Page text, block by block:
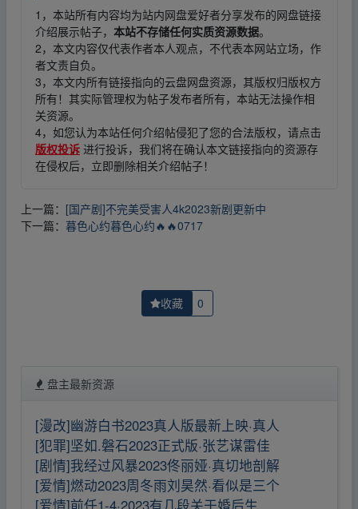
1，本站所有内容均为站内网盘爱好者分享发布的网盘链接
介绍展示帖子， 本站不存储任何实质资源数据。
2，本文内容仅代表作者本人观点，不代表本网站立场，作
者文责自负。
3，本文内所有链接指向的云盘网盘资源，其版权归版权方
所有！其实际管理权为帖子发布者所有，本站无法操作相
关资源。
4，如您认为本站任何介绍帖侵犯了您的合法版权，请点击
版权投诉 进行投诉，我们将在确认本文链接指向的资源存
在侵权后，立即删除相关介绍帖子！
上一篇： [国产剧]不完美受害人4k2023新剧更新中
下一篇： 暮色心约暮色心约🔥🔥0717
收藏 0
盘主最新资源
[漫改]幽游白书2023真人版最新上映·真人
[犯罪]坚如.磐石2023正式版·张艺谋雷佳
[剧情]我经过风暴2023佟丽娅·真切地剖解
[爱情]燃动2023周冬雨刘昊然·看似是三个
[爱情]前任1-4·2023有几段关于婚后生